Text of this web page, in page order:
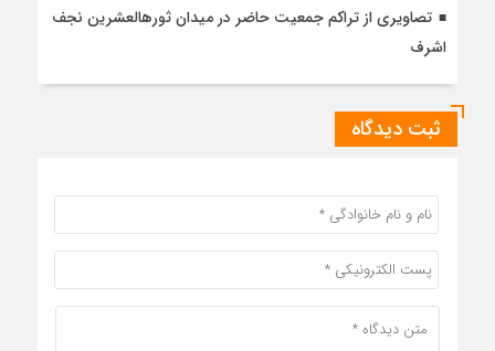
تصاویری از تراکم جمعیت حاضر در میدان ثورهالعشرین نجف
اشرف
ثبت دیدگاه